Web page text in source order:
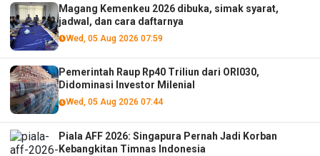
Magang Kemenkeu 2026 dibuka, simak syarat,
jadwal, dan cara daftarnya
Wed, 05 Aug 2026 07:59
Pemerintah Raup Rp40 Triliun dari ORI030,
Didominasi Investor Milenial
Wed, 05 Aug 2026 07:44
Piala AFF 2026: Singapura Pernah Jadi Korban
Kebangkitan Timnas Indonesia